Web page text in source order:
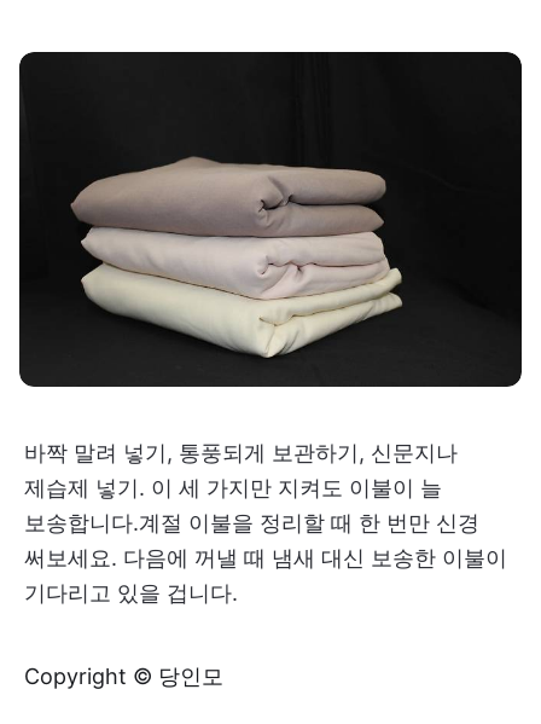
바짝 말려 넣기, 통풍되게 보관하기, 신문지나
제습제 넣기. 이 세 가지만 지켜도 이불이 늘
보송합니다.계절 이불을 정리할 때 한 번만 신경
써보세요. 다음에 꺼낼 때 냄새 대신 보송한 이불이
기다리고 있을 겁니다.
Copyright © 당인모